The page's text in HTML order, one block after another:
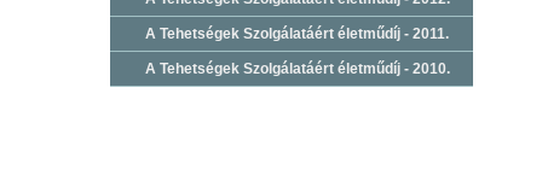
A Tehetségek Szolgálatáért életműdíj - 2011.
A Tehetségek Szolgálatáért életműdíj - 2010.